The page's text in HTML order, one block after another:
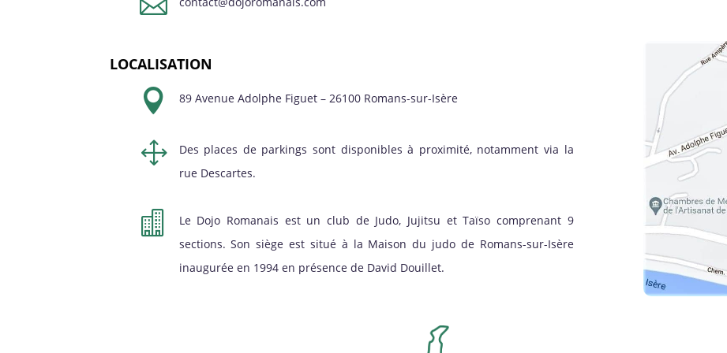
LOCALISATION
 89 Avenue Adolphe Figuet – 26100 Romans-sur-Isère
1
Des places de parkings sont disponibles à proximité, notamment via la
rue Descartes.

Le Dojo Romanais est un club de Judo, Jujitsu et Taïso comprenant 9
sections. Son siège est situé à la Maison du judo de Romans-sur-Isère
inaugurée en 1994 en présence de David Douillet.